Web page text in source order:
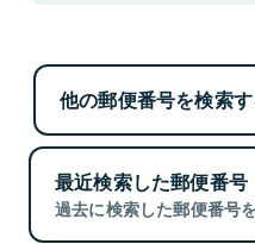
他の郵便番号を検索
最近検索した郵便番号
過去に検索した郵便番号